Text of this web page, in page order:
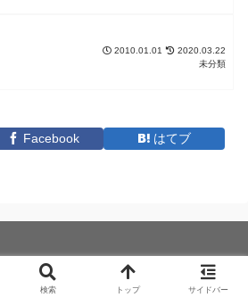
2010.01.01
2020.03.22
未分類
Facebook はてブ
ソフトウェア雑記.
検索 トップ サイドバー